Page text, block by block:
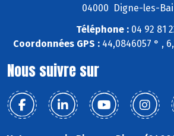
04000 Digne-les-
Téléphone : 04 92 81
Coordonnées GPS : 44,0846057 ° ,
Nous suivre sur